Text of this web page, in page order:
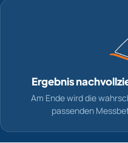
Ergebnis
Am Ende wird die
passenden